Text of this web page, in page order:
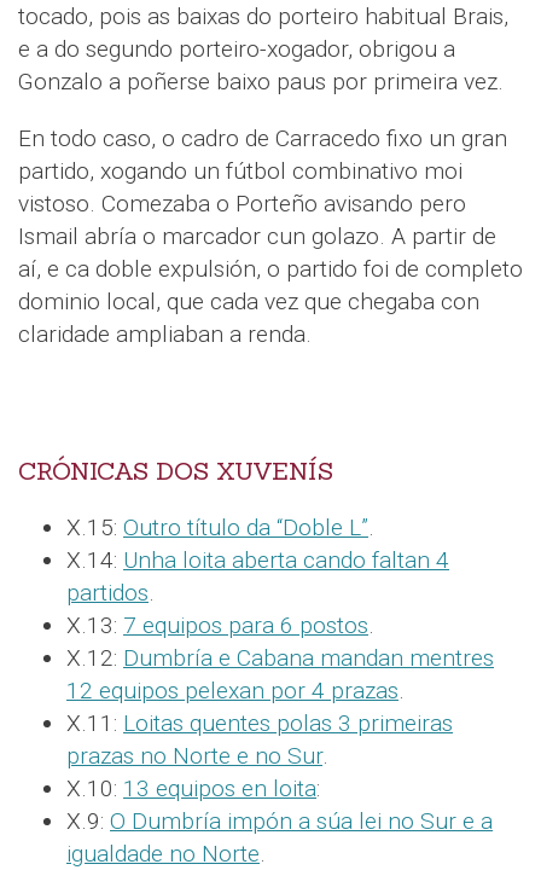
tocado, pois as baixas do porteiro habitual Brais,
e a do segundo porteiro-xogador, obrigou a
Gonzalo a poñerse baixo paus por primeira vez.
En todo caso, o cadro de Carracedo fixo un gran
partido, xogando un fútbol combinativo moi
vistoso. Comezaba o Porteño avisando pero
Ismail abría o marcador cun golazo. A partir de
aí, e ca doble expulsión, o partido foi de completo
dominio local, que cada vez que chegaba con
claridade ampliaban a renda.
CRÓNICAS DOS XUVENÍS
X.15: Outro título da “Doble L”.
X.14: Unha loita aberta cando faltan 4
partidos.
X.13: 7 equipos para 6 postos.
X.12: Dumbría e Cabana mandan mentres
12 equipos pelexan por 4 prazas.
X.11: Loitas quentes polas 3 primeiras
prazas no Norte e no Sur.
X.10: 13 equipos en loita:
X.9: O Dumbría impón a súa lei no Sur e a
igualdade no Norte.